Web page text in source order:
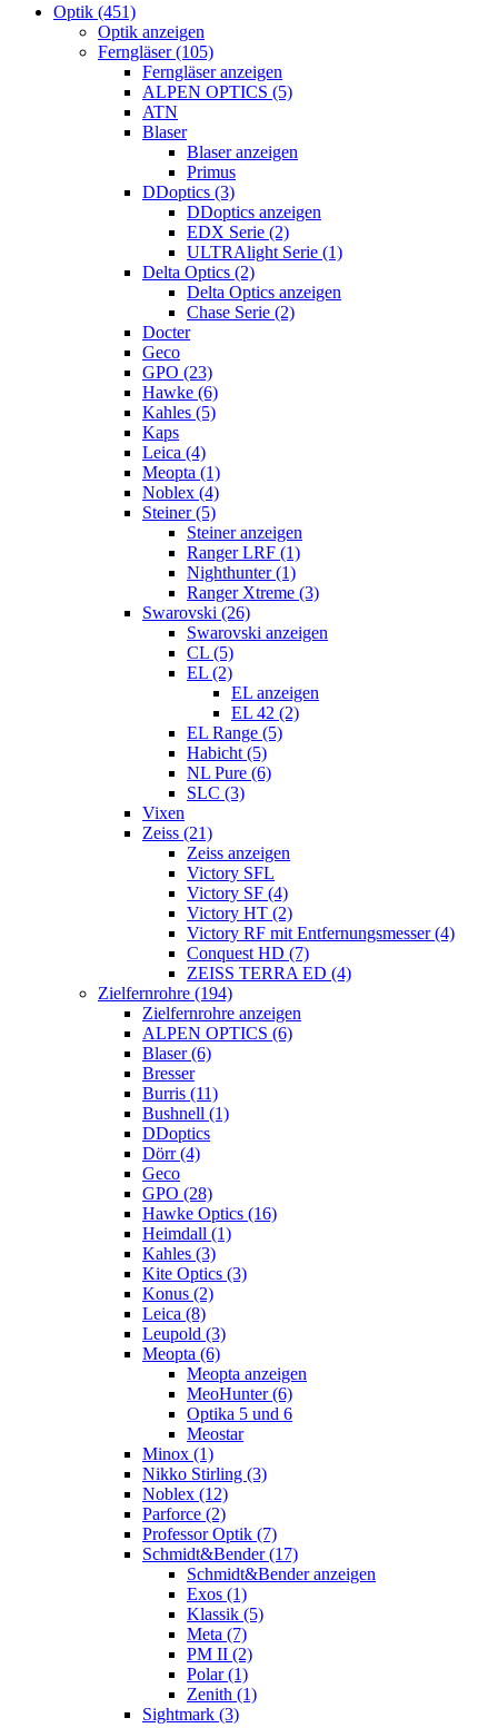
Optik (451)
Optik anzeigen
Ferngläser (105)
Ferngläser anzeigen
ALPEN OPTICS (5)
ATN
Blaser
Blaser anzeigen
Primus
DDoptics (3)
DDoptics anzeigen
EDX Serie (2)
ULTRAlight Serie (1)
Delta Optics (2)
Delta Optics anzeigen
Chase Serie (2)
Docter
Geco
GPO (23)
Hawke (6)
Kahles (5)
Kaps
Leica (4)
Meopta (1)
Noblex (4)
Steiner (5)
Steiner anzeigen
Ranger LRF (1)
Nighthunter (1)
Ranger Xtreme (3)
Swarovski (26)
Swarovski anzeigen
CL (5)
EL (2)
EL anzeigen
EL 42 (2)
EL Range (5)
Habicht (5)
NL Pure (6)
SLC (3)
Vixen
Zeiss (21)
Zeiss anzeigen
Victory SFL
Victory SF (4)
Victory HT (2)
Victory RF mit Entfernungsmesser (4)
Conquest HD (7)
ZEISS TERRA ED (4)
Zielfernrohre (194)
Zielfernrohre anzeigen
ALPEN OPTICS (6)
Blaser (6)
Bresser
Burris (11)
Bushnell (1)
DDoptics
Dörr (4)
Geco
GPO (28)
Hawke Optics (16)
Heimdall (1)
Kahles (3)
Kite Optics (3)
Konus (2)
Leica (8)
Leupold (3)
Meopta (6)
Meopta anzeigen
MeoHunter (6)
Optika 5 und 6
Meostar
Minox (1)
Nikko Stirling (3)
Noblex (12)
Parforce (2)
Professor Optik (7)
Schmidt&Bender (17)
Schmidt&Bender anzeigen
Exos (1)
Klassik (5)
Meta (7)
PM II (2)
Polar (1)
Zenith (1)
Sightmark (3)